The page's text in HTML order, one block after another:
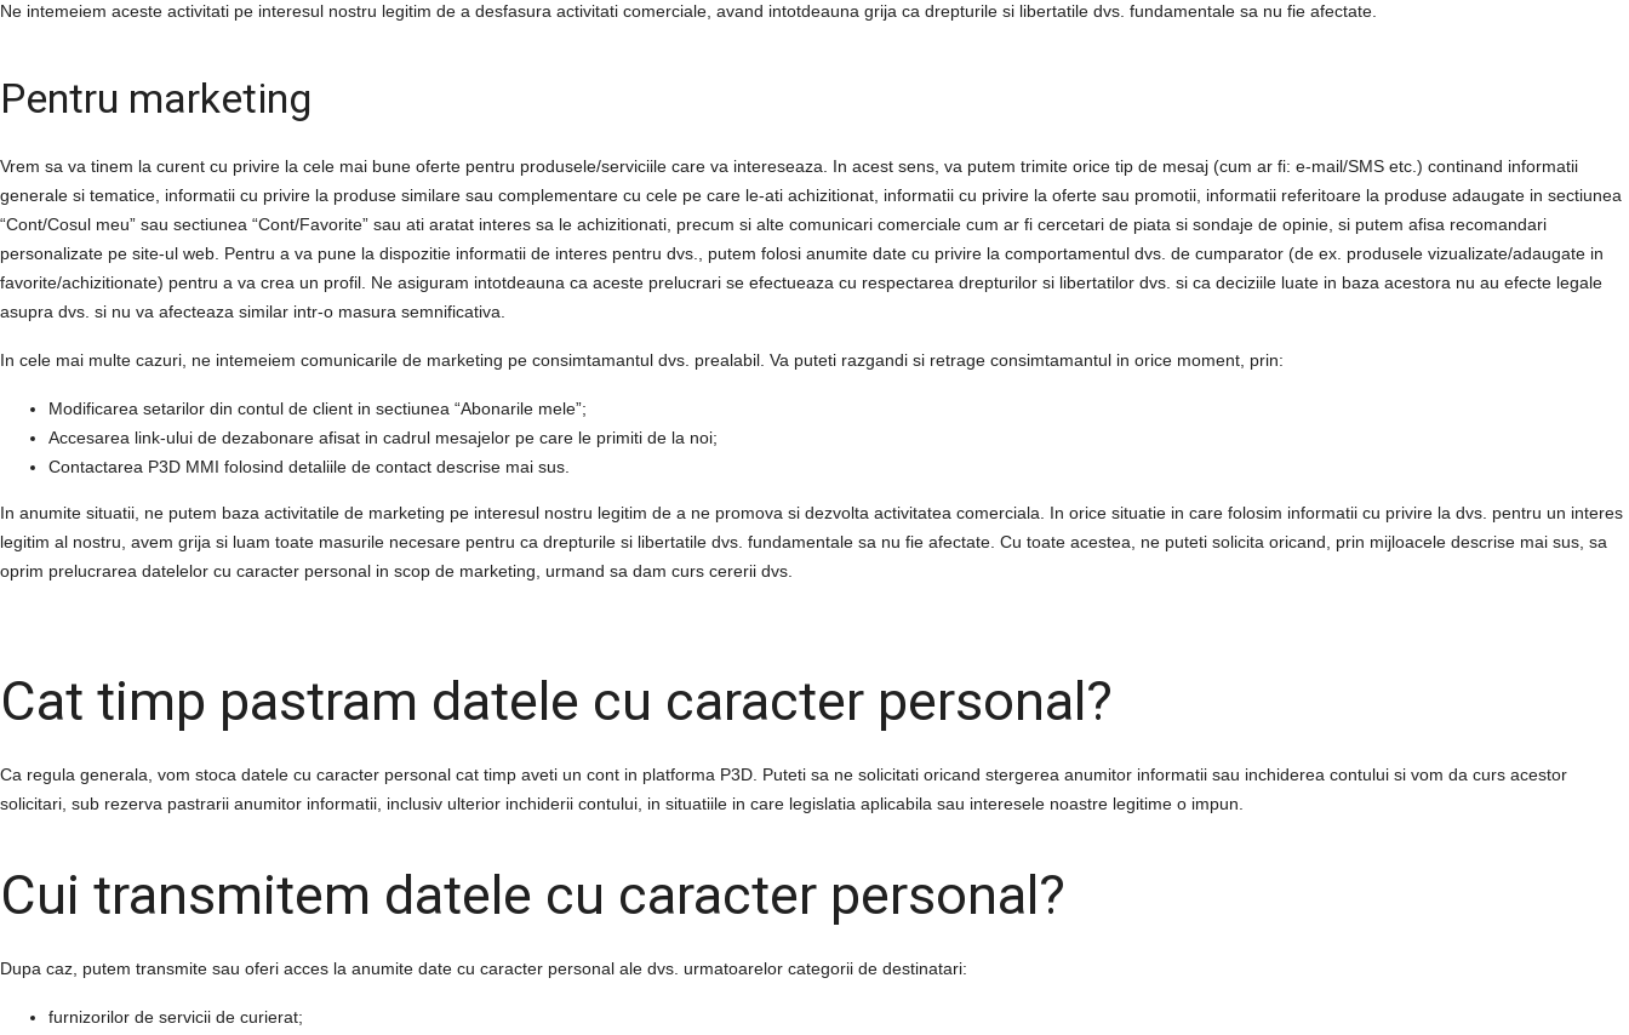
Ne intemeiem aceste activitati pe interesul nostru legitim de a desfasura activitati comerciale, avand intotdeauna grija ca drepturile si libertatile dvs. fundamentale sa nu fie afectate.
Pentru marketing
Vrem sa va tinem la curent cu privire la cele mai bune oferte pentru produsele/serviciile care va intereseaza. In acest sens, va putem trimite orice tip de mesaj (cum ar fi: e-mail/SMS etc.) continand informatii
generale si tematice, informatii cu privire la produse similare sau complementare cu cele pe care le-ati achizitionat, informatii cu privire la oferte sau promotii, informatii referitoare la produse adaugate in sectiunea
“Cont/Cosul meu” sau sectiunea “Cont/Favorite” sau ati aratat interes sa le achizitionati, precum si alte comunicari comerciale cum ar fi cercetari de piata si sondaje de opinie, si putem afisa recomandari
personalizate pe site-ul web. Pentru a va pune la dispozitie informatii de interes pentru dvs., putem folosi anumite date cu privire la comportamentul dvs. de cumparator (de ex. produsele vizualizate/adaugate in
favorite/achizitionate) pentru a va crea un profil. Ne asiguram intotdeauna ca aceste prelucrari se efectueaza cu respectarea drepturilor si libertatilor dvs. si ca deciziile luate in baza acestora nu au efecte legale
asupra dvs. si nu va afecteaza similar intr-o masura semnificativa.
In cele mai multe cazuri, ne intemeiem comunicarile de marketing pe consimtamantul dvs. prealabil. Va puteti razgandi si retrage consimtamantul in orice moment, prin:
Modificarea setarilor din contul de client in sectiunea “Abonarile mele”;
Accesarea link-ului de dezabonare afisat in cadrul mesajelor pe care le primiti de la noi;
Contactarea P3D MMI folosind detaliile de contact descrise mai sus.
In anumite situatii, ne putem baza activitatile de marketing pe interesul nostru legitim de a ne promova si dezvolta activitatea comerciala. In orice situatie in care folosim informatii cu privire la dvs. pentru un interes
legitim al nostru, avem grija si luam toate masurile necesare pentru ca drepturile si libertatile dvs. fundamentale sa nu fie afectate. Cu toate acestea, ne puteti solicita oricand, prin mijloacele descrise mai sus, sa
oprim prelucrarea datelelor cu caracter personal in scop de marketing, urmand sa dam curs cererii dvs.
Cat timp pastram datele cu caracter personal?
Ca regula generala, vom stoca datele cu caracter personal cat timp aveti un cont in platforma P3D . Puteti sa ne solicitati oricand stergerea anumitor informatii sau inchiderea contului si vom da curs acestor
solicitari, sub rezerva pastrarii anumitor informatii, inclusiv ulterior inchiderii contului, in situatiile in care legislatia aplicabila sau interesele noastre legitime o impun.
Cui transmitem datele cu caracter personal?
Dupa caz, putem transmite sau oferi acces la anumite date cu caracter personal ale dvs. urmatoarelor categorii de destinatari:
furnizorilor de servicii de curierat;